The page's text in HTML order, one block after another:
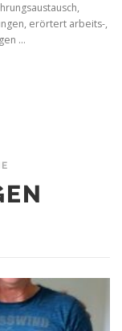
erörtert arbeits-,
…